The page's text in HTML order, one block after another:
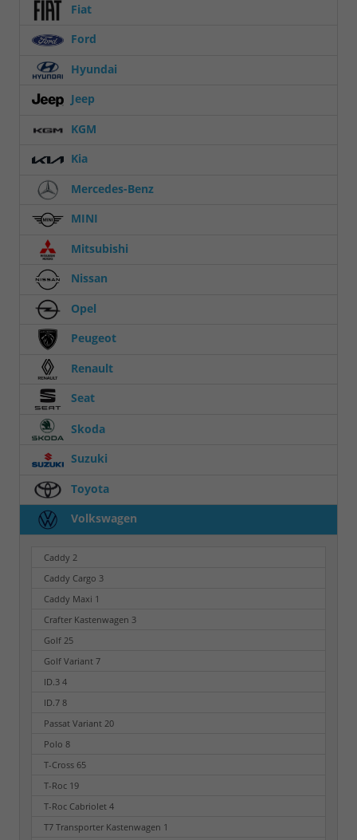
Fiat
Ford
Hyundai
Jeep
KGM
Kia
Mercedes-Benz
MINI
Mitsubishi
Nissan
Opel
Peugeot
Renault
Seat
Skoda
Suzuki
Toyota
Volkswagen
Caddy 2
Caddy Cargo 3
Caddy Maxi 1
Crafter Kastenwagen 3
Golf 25
Golf Variant 7
ID.3 4
ID.7 8
Passat Variant 20
Polo 8
T-Cross 65
T-Roc 19
T-Roc Cabriolet 4
T7 Transporter Kastenwagen 1